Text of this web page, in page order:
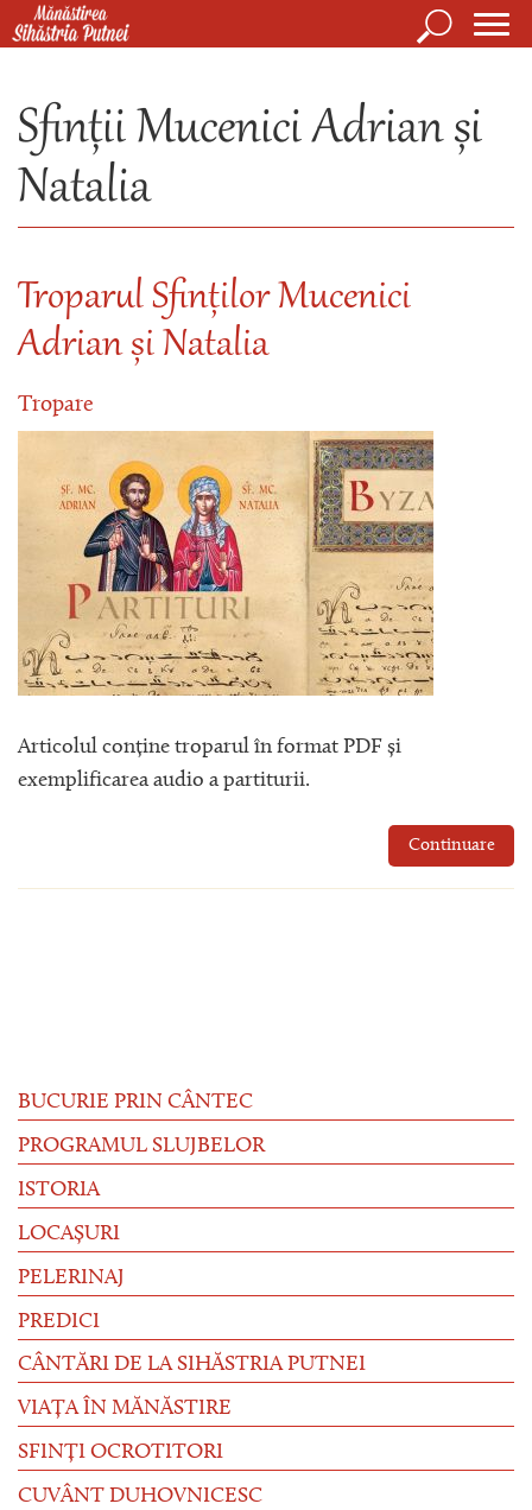
Mergi la conţinutul principal
Căutare
Sfinții Mucenici Adrian și
Natalia
Troparul Sfinților Mucenici
Adrian și Natalia
Tropare
Articolul conține troparul în format PDF și
exemplificarea audio a partiturii.
Continuare
BUCURIE PRIN CÂNTEC
PROGRAMUL SLUJBELOR
ISTORIA
LOCAȘURI
PELERINAJ
PREDICI
CÂNTĂRI DE LA SIHĂSTRIA PUTNEI
VIAȚA ÎN MĂNĂSTIRE
SFINȚI OCROTITORI
CUVÂNT DUHOVNICESC